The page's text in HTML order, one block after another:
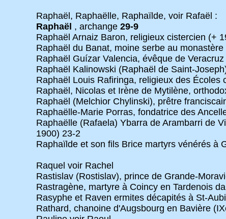
Raphaël, Raphaëlle, Raphaïlde, voir Rafaël :
Raphaël , archange 29-9
Raphaël Arnaiz Baron, religieux cistercien (+
Raphaël du Banat, moine serbe au
Raphaël Guízar Valencia, évêque de
Raphaël Kalinowski (Raphaël de Saint-
Raphaël Louis Rafiringa, religieux des
Raphaël, Nicolas et Irène de Mytilène,
Raphaël (Melchior Chylinski), prêtre
Raphaëlle-Marie Porras, fondatrice des
Raphaëlle (Rafaela) Ybarra de Arambarri de
1900) 23-2
Raphaïlde et son fils Brice martyrs vénérés à
Raquel voir Rachel
Rastislav (Rostislav), prince de Grande-
Rastragène, martyre à Coincy en Tardenois
Rasyphe et Raven ermites décapités à St-
Rathard, chanoine d'Augsbourg en Bavière